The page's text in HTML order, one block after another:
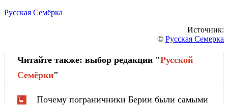
Русская Семёрка
Источник:
© Русская Семерка
Читайте также: выбор редакции "Русской
Cемёрки"
Почему пограничники Берии были самыми